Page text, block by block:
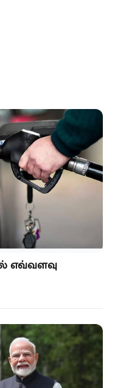
எவ்வளவு